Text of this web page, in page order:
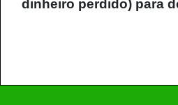
dinheiro perdido) para